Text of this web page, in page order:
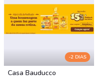
-2 DIAS
Casa Bauducco